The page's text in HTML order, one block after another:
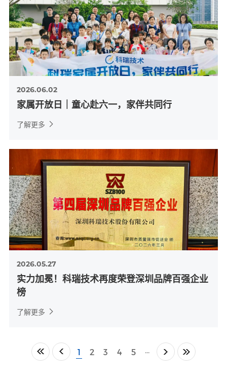
2026.06.02
家属开放日｜童心赴六一，家伴共同行
了解更多
2026.05.27
实力加冕！科瑞技术再度荣登深圳品牌百强企业
榜
了解更多
1 2 3 4 5 ···